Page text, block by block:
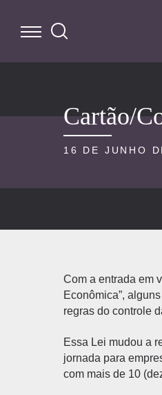
Cartão/
16 DE JUNHO
Com a entrada em
Econômica”,
regras do controle
Essa Lei mudou a
jornada para
com mais de 10